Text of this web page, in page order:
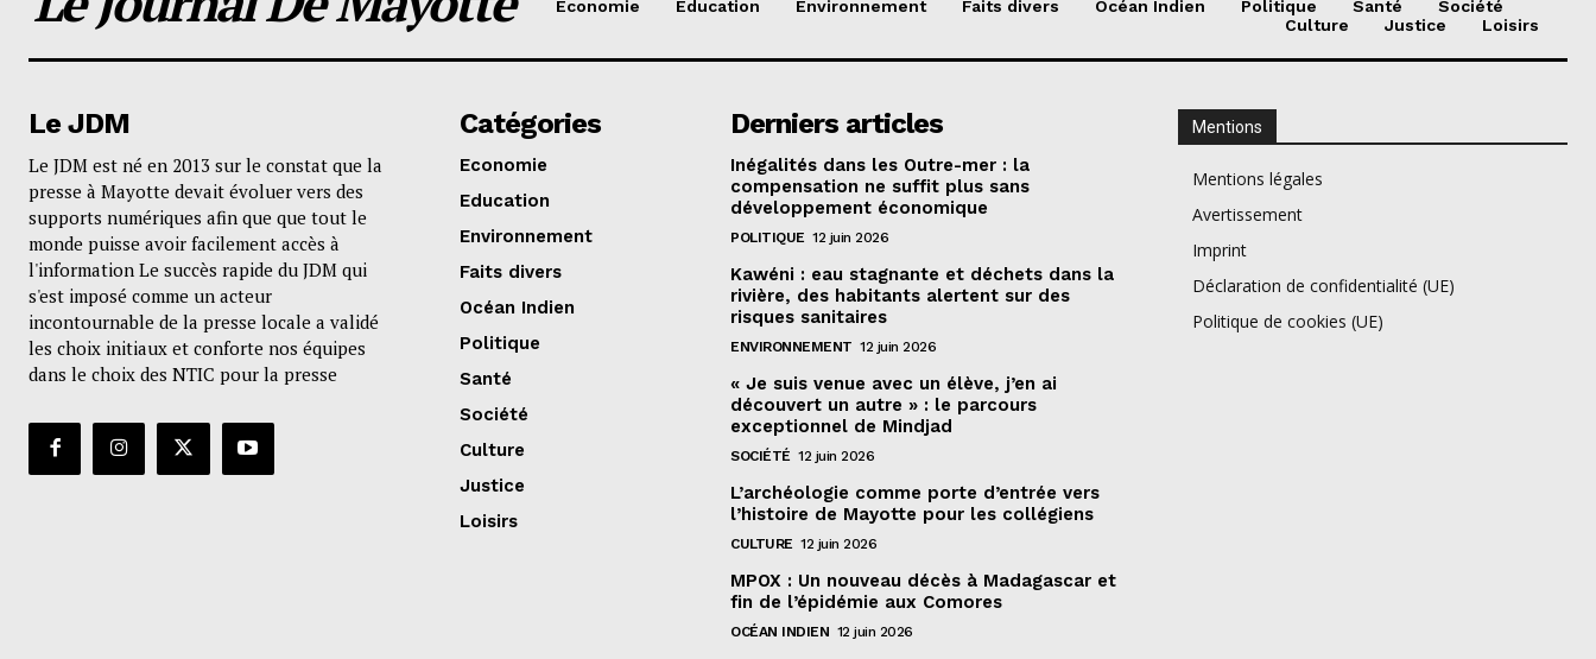
Economie Education Environnement Faits divers Océan Indien Politique Santé
Société
Culture
Justice Loisirs
Le JDM
Le JDM est né en 2013 sur le constat que la
presse à Mayotte devait évoluer vers des
supports numériques afin que que tout le
monde puisse avoir facilement accès à
l'information Le succès rapide du JDM qui
s'est imposé comme un acteur
incontournable de la presse locale a validé
les choix initiaux et conforte nos équipes
dans le choix des NTIC pour la presse
Catégories
Economie
Education
Environnement
Faits divers
Océan Indien
Politique
Santé
Société
Culture
Justice
Loisirs
Derniers articles
Inégalités dans les Outre-mer : la
compensation ne suffit plus sans
développement économique
POLITIQUE 12 juin 2026
Kawéni : eau stagnante et déchets dans la
rivière, des habitants alertent sur des
risques sanitaires
ENVIRONNEMENT 12 juin 2026
« Je suis venue avec un élève, j’en ai
découvert un autre » : le parcours
exceptionnel de Mindjad
SOCIÉTÉ 12 juin 2026
L’archéologie comme porte d’entrée vers
l’histoire de Mayotte pour les collégiens
CULTURE 12 juin 2026
MPOX : Un nouveau décès à Madagascar et
fin de l’épidémie aux Comores
OCÉAN INDIEN 12 juin 2026
Mentions
Mentions légales
Avertissement
Imprint
Déclaration de confidentialité (UE)
Politique de cookies (UE)